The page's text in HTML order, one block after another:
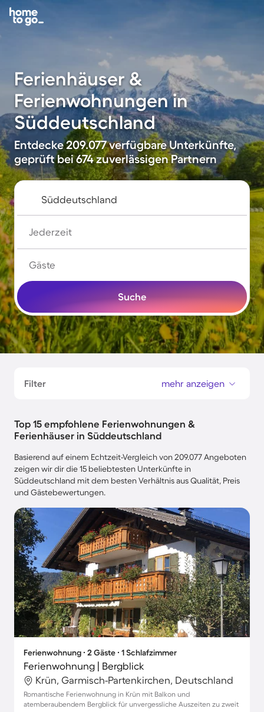
Ferienhäuser &
Ferienwohnungen in
Süddeutschland
Entdecke 209.077 verfügbare Unterkünfte,
geprüft bei 674 zuverlässigen Partnern
Jederzeit
Gäste
Suche
Filter mehr anzeigen
Top 15 empfohlene Ferienwohnungen &
Ferienhäuser in Süddeutschland
Basierend auf einem Echtzeit-Vergleich von 209.077 Angeboten
zeigen wir dir die 15 beliebtesten Unterkünfte in
Süddeutschland mit dem besten Verhältnis aus Qualität, Preis
und Gästebewertungen.
Ferienwohnung ∙ 2 Gäste ∙ 1 Schlafzimmer
Ferienwohnung | Bergblick
Krün, Garmisch-Partenkirchen, Deutschland
Romantische Ferienwohnung in Krün mit Balkon und
atemberaubendem Bergblick für unvergessliche Auszeiten zu zweit